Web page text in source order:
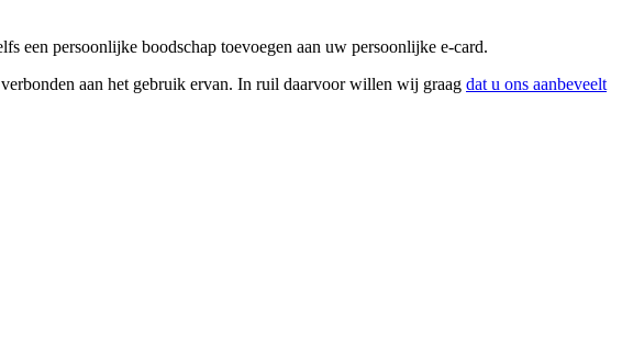
een persoonlijke boodschap toevoegen aan uw persoonlijke e-card.
aan het gebruik ervan. In ruil daarvoor willen wij graag dat u ons aanbeveelt